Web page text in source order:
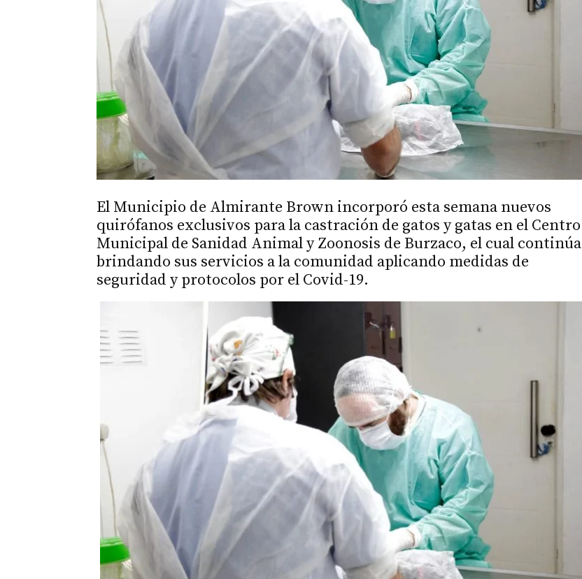
El Municipio de Almirante Brown incorporó esta semana nuevos
quirófanos exclusivos para la castración de gatos y gatas en el Centro
Municipal de Sanidad Animal y Zoonosis de Burzaco, el cual continúa
brindando sus servicios a la comunidad aplicando medidas de
seguridad y protocolos por el Covid-19.